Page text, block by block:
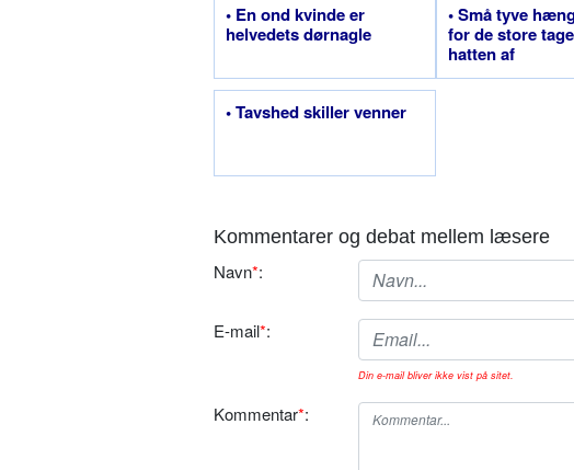
• En ond kvinde er
helvedets dørnagle
• Små tyve
for de store
hatten af
• Tavshed skiller venner
Kommentarer og debat mellem læsere
Navn*:
E-mail*:
Din e-mail bliver ikke vist på sitet.
Kommentar*: